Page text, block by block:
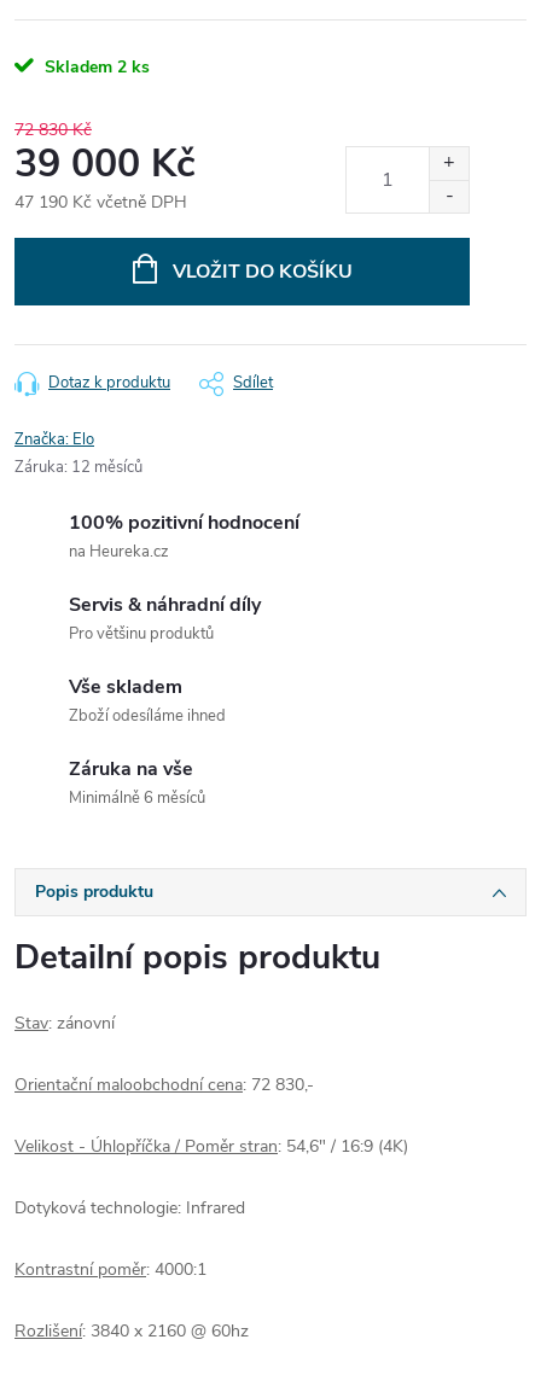
Skladem 2 ks
72 830 Kč
39 000 Kč
47 190 Kč včetně DPH
VLOŽIT DO KOŠÍKU
Dotaz k produktu Sdílet
Značka: Elo
Záruka: 12 měsíců
100% pozitivní hodnocení
na Heureka.cz
Servis & náhradní díly
Pro většinu produktů
Vše skladem
Zboží odesíláme ihned
Záruka na vše
Minimálně 6 měsíců
Popis produktu
Detailní popis produktu
Stav: zánovní
Orientační maloobchodní cena: 72 830,-
Velikost - Úhlopříčka / Poměr stran: 54,6" / 16:9 (4K)
Dotyková technologie: Infrared
Kontrastní poměr: 4000:1
Rozlišení: 3840 x 2160 @ 60hz